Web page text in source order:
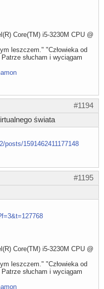
Core(TM) i5-3230M CPU @
leszczem." "Człowieka od
słucham i wyciągam
#1194
świata
posts/1591462411177148
#1195
Core(TM) i5-3230M CPU @
leszczem." "Człowieka od
słucham i wyciągam